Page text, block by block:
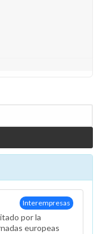
Interempresas
por la
europeas